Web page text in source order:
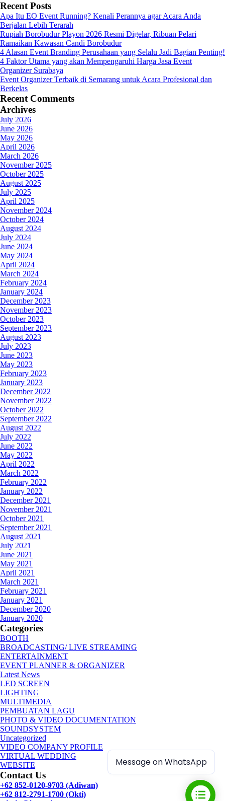
Recent Posts
Apa Itu EO Event Running? Kenali Perannya agar Acara Anda
Berjalan Lebih Terarah
Rupiah Borobudur Playon 2026 Resmi Digelar, Ribuan Pelari
Ramaikan Kawasan Candi Borobudur
4 Alasan Event Branding Perusahaan yang Selalu Jadi Bagian Penting!
4 Faktor Utama yang akan Mempengaruhi Harga Jasa Event
Organizer Surabaya
Event Organizer Terbaik di Semarang untuk Acara Profesional dan
Berkelas
Recent Comments
Archives
July 2026
June 2026
May 2026
April 2026
March 2026
November 2025
October 2025
August 2025
July 2025
April 2025
November 2024
October 2024
August 2024
July 2024
June 2024
May 2024
April 2024
March 2024
February 2024
January 2024
December 2023
November 2023
October 2023
September 2023
August 2023
July 2023
June 2023
May 2023
February 2023
January 2023
December 2022
November 2022
October 2022
September 2022
August 2022
July 2022
June 2022
May 2022
April 2022
March 2022
February 2022
January 2022
December 2021
November 2021
October 2021
September 2021
August 2021
July 2021
June 2021
May 2021
April 2021
March 2021
February 2021
January 2021
December 2020
January 2020
Categories
BOOTH
BROADCASTING/ LIVE STREAMING
ENTERTAINMENT
EVENT PLANNER & ORGANIZER
Latest News
LED SCREEN
LIGHTING
MULTIMEDIA
PEMBUATAN LAGU
PHOTO & VIDEO DOCUMENTATION
SOUNDSYSTEM
Uncategorized
VIDEO COMPANY PROFILE
VIRTUAL WEDDING
WEBSITE
Contact Us
+62 852-0120-9703 (Adiwan)
+62 812-2791-1700 (Okti)
Message on WhatsApp